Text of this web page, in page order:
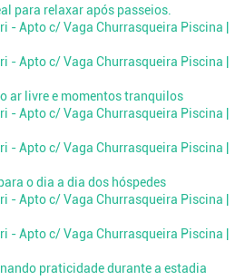
para relaxar após passeios.
ar livre e momentos tranquilos
o dia a dia dos hóspedes
praticidade durante a estadia